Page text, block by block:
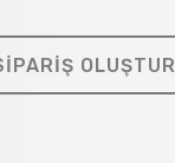
OLUŞTUR